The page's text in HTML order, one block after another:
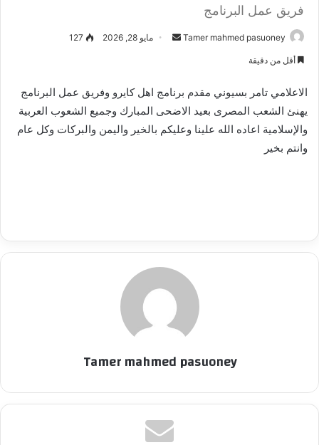
فريق عمل البرنامج
Tamer mahmed pasuoney
ل
ر
ت
ن
ا
مايو 28, 2026 127
أقل من دقيقة
الاعلامي تامر بسيوني مقدم برنامج اهل كايرو وفريق عمل البرنامج
يهنئ الشعب المصرى بعيد الاضحى المبارك وجميع الشعوب العربية
والإسلامية اعاده الله علينا وعليكم بالخير واليمن والبركات وكل عام
وانتم بخير
Tamer mahmed pasuoney